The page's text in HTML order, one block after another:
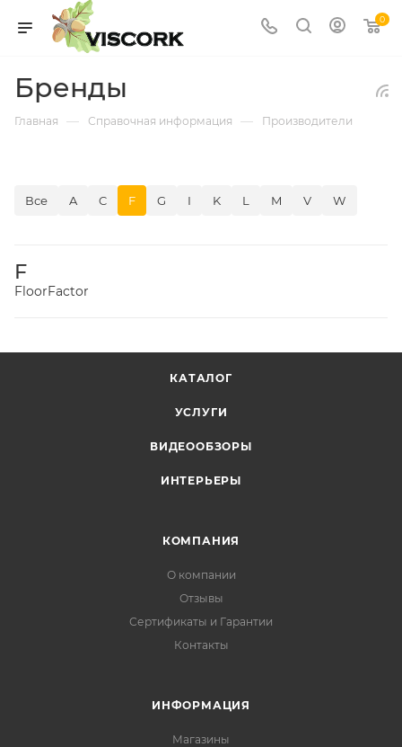
0
Бренды
Главная — Справочная информация — Производители
Все A C F G I K L M V W
F
FloorFactor
КАТАЛОГ
УСЛУГИ
ВИДЕООБЗОРЫ
ИНТЕРЬЕРЫ
КОМПАНИЯ
О компании
Отзывы
Сертификаты и Гарантии
Контакты
ИНФОРМАЦИЯ
Магазины